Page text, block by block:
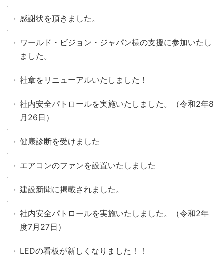
感謝状を頂きました。
ワールド・ビジョン・ジャパン様の支援に参加いたし
ました。
社章をリニューアルいたしました！
社内安全パトロールを実施いたしました。（令和2年8
月26日）
健康診断を受けました
エアコンのファンを設置いたしました
建設新聞に掲載されました。
社内安全パトロールを実施いたしました。（令和2年
度7月27日）
LEDの看板が新しくなりました！！